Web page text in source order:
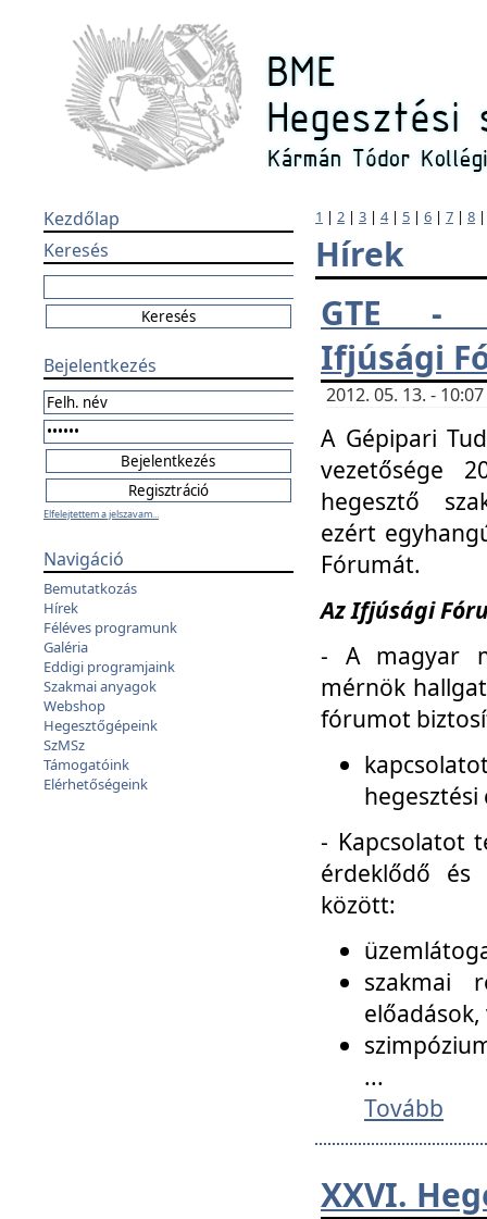
Kezdőlap
Keresés
Bejelentkezés
Elfelejtettem a jelszavam...
Navigáció
Bemutatkozás
Hírek
Féléves programunk
Galéria
Eddigi programjaink
Szakmai anyagok
Webshop
Hegesztőgépeink
SzMSz
Támogatóink
Elérhetőségeink
1 | 2 | 3 | 4| 5 | 6 | 7 | 8
Hírek
GTE -
Ifjúsági
2012. 05. 13. -
A Gépipari
vezetősége
hegesztő
ezért
Fórumát.
Az Ifjúsági
- A magyar
mérnök
fórumot
- Kapcsolatot
érdeklődő és
között:
szakmai
...
Tovább
XXVI.